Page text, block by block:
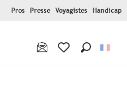
Pros Presse Voyagistes Handicap